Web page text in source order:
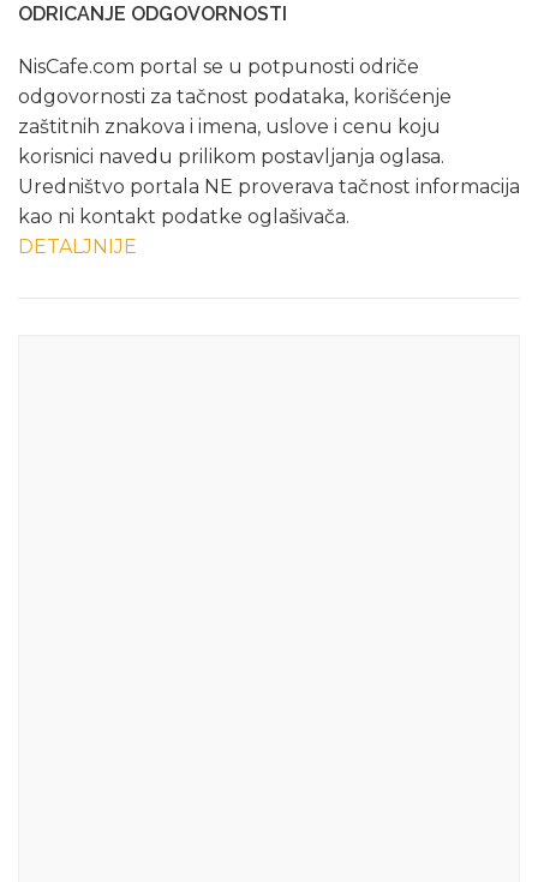
ODRICANJE ODGOVORNOSTI
NisCafe.com portal se u potpunosti odriče
odgovornosti za tačnost podataka, korišćenje
zaštitnih znakova i imena, uslove i cenu koju
korisnici navedu prilikom postavljanja oglasa.
Uredništvo portala NE proverava tačnost informacija
kao ni kontakt podatke oglašivača.
DETALJNIJE